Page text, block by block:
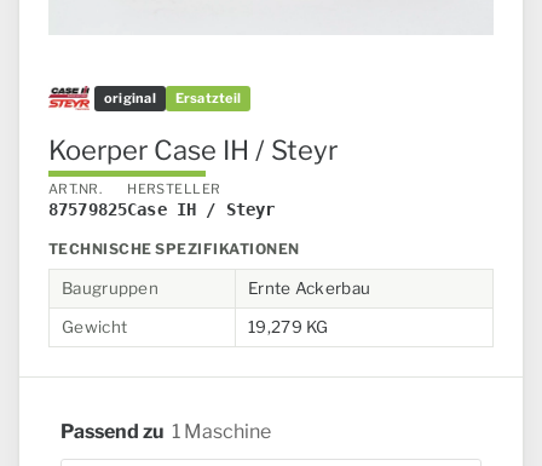
original Ersatzteil
Koerper Case IH / Steyr
ART.NR.
87579825
HERSTELLER
Case IH / Steyr
TECHNISCHE SPEZIFIKATIONEN
Baugruppen
Ernte Ackerbau
Gewicht
19,279 KG
Passend zu 1 Maschine